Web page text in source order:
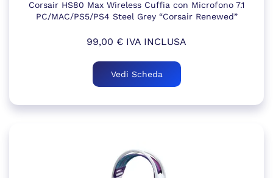
Corsair HS80 Max Wireless Cuffia con Microfono 7.1
PC/MAC/PS5/PS4 Steel Grey “Corsair Renewed”
99,00 € IVA INCLUSA
Vedi Scheda